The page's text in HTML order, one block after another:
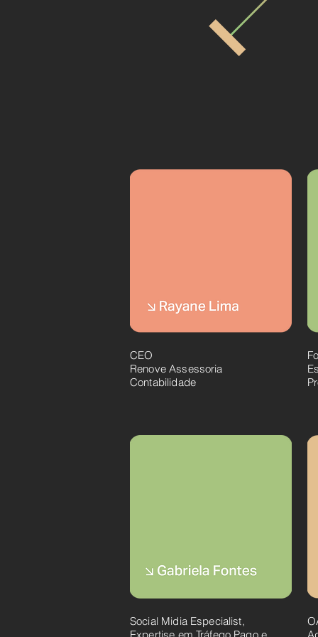
CEO
Renove Assessoria
Contabilidade
Social Midia Especialist,